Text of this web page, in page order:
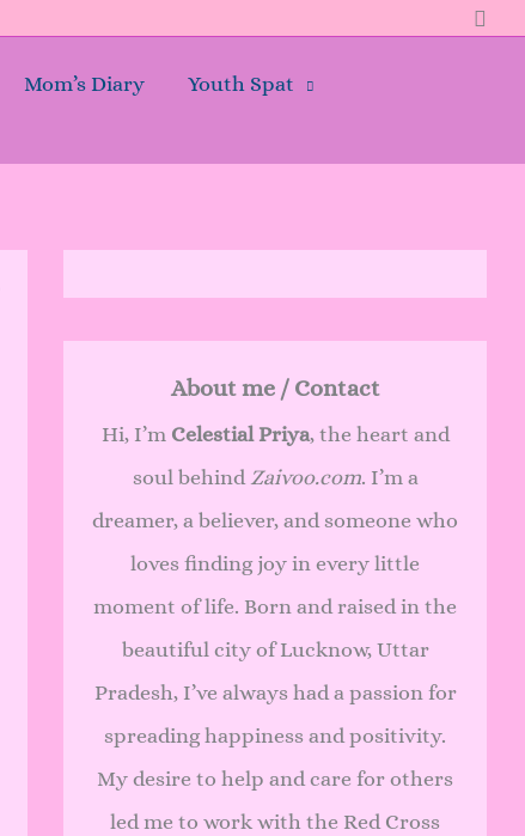
Mom’s Diary
Youth Spat
About me / Contact
Hi, I’m Celestial Priya, the heart and
soul behind Zaivoo.com. I’m a
dreamer, a believer, and someone who
loves finding joy in every little
moment of life. Born and raised in the
beautiful city of Lucknow, Uttar
Pradesh, I’ve always had a passion for
spreading happiness and positivity.
My desire to help and care for others
led me to work with the Red Cross